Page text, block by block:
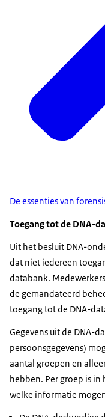
De essenties van
Toegang tot de DNA-
Uit het besluit DNA-
dat niet iedereen
databank.
de gemandateerd
toegang tot de DNA-
Gegevens uit de DNA-
persoonsgegevens)
aantal groepen en
hebben. Per groep is in
welke informatie